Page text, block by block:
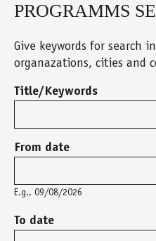
Back
top
PROGRAMMS
Give keywords for search
organazations, cities and
Title/Keywords
From date
E.g., 09/08/2026
To date